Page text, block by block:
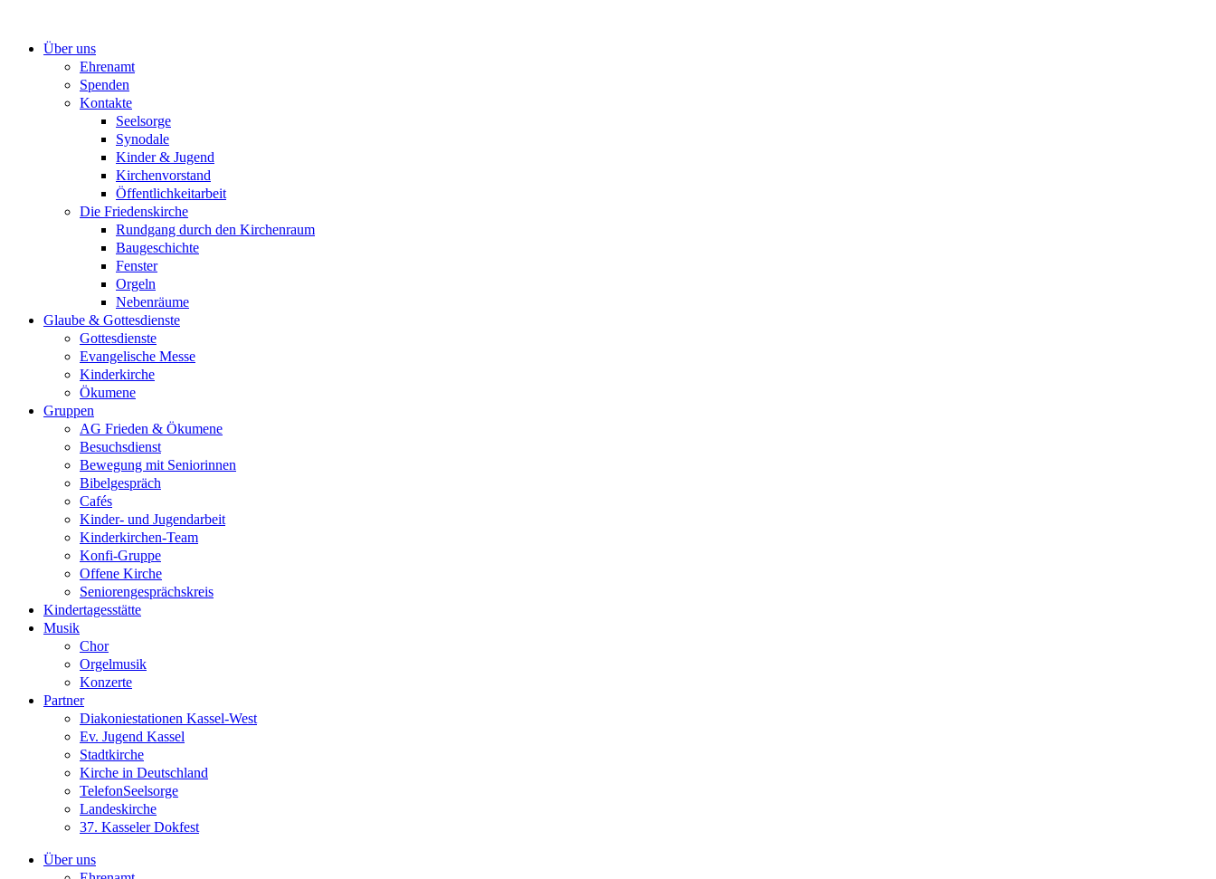
springenÜber uns
Ehrenamt
Spenden
Kontakte
Seelsorge
Synodale
Kinder & Jugend
Kirchenvorstand
Öffentlichkeitarbeit
Die Friedenskirche
Rundgang durch den Kirchenraum
Baugeschichte
Fenster
Orgeln
Nebenräume
Glaube & Gottesdienste
Gottesdienste
Evangelische Messe
Kinderkirche
Ökumene
Gruppen
AG Frieden & Ökumene
Besuchsdienst
Bewegung mit Seniorinnen
Bibelgespräch
Cafés
Kinder- und Jugendarbeit
Kinderkirchen-Team
Konfi-Gruppe
Offene Kirche
Seniorengesprächskreis
Kindertagesstätte
Musik
Chor
Orgelmusik
Konzerte
Partner
Diakoniestationen Kassel-West
Ev. Jugend Kassel
Stadtkirche
Kirche in Deutschland
TelefonSeelsorge
Landeskirche
37. Kasseler Dokfest
Über uns